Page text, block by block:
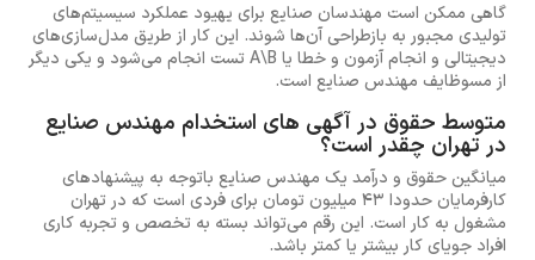
گاهی ممکن است مهندسان صنایع برای یهیود عملکرد سیسیتم‌های
تولیدی مجبور به بازطراحی آن‌ها شوند. این کار از طریق مدل‌سازی‌های
دیجیتالی و انجام آزمون و خطا یا A\B تست انجام می‌شود و یکی دیگر
از مسوظایف مهندس صنایع است.
متوسط حقوق در آگهی های استخدام مهندس صنایع
در تهران چقدر است؟
میانگین حقوق و درآمد یک مهندس صنایع باتوجه به پیشنهادهای
کارفرمایان حدودا 43 میلیون تومان برای فردی است که در تهران
مشغول به کار است. این رقم می‌تواند بسته به تخصص و تجربه کاری
افراد جویای کار بیشتر یا کمتر باشد.